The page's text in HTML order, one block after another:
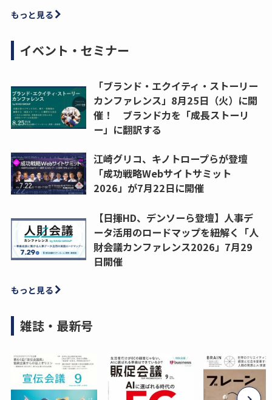
もっと見る
イベント・セミナー
「ブランド・エクイティ・ストーリー
カンファレンス」8月25日（火）に開
催！ ブランド力を「成長ストーリ
ー」に翻訳する
江崎グリコ、キノトロープらが登壇
「成功戦略Webサイトサミット
2026」が7月22日に開催
【日揮HD、デンソーら登壇】人事デ
ータ活用のロードマップを紐解く「人
財会議カンファレンス2026」7月29
日開催
もっと見る
雑誌・最新号